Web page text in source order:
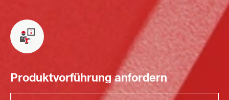
Produktvorführung anfordern